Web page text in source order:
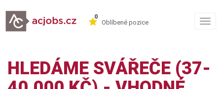
0
Oblíbené pozice
HLEDÁME SVÁŘEČE (37-